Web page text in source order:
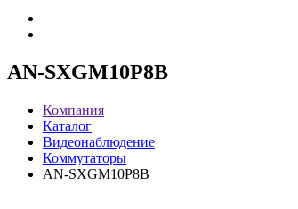
AN-SXGM10P8B
Компания
Каталог
Видеонаблюдение
Коммутаторы
AN-SXGM10P8B